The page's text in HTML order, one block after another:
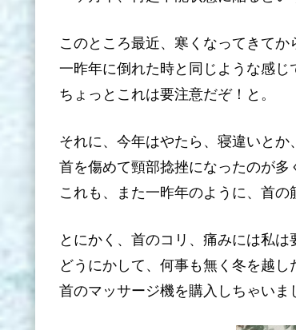
このところ最近、寒くなってきてか
一昨年に倒れた時と同じような感
ちょっとこれは要注意だぞ！と。
それに、今年はやたら、寝違いと
首を傷めて頸部捻挫になったのが多
これも、また一昨年のように、首の
とにかく、首のコリ、痛みには私
どうにかして、何事も無く冬を越し
首のマッサージ機を購入しちゃいま